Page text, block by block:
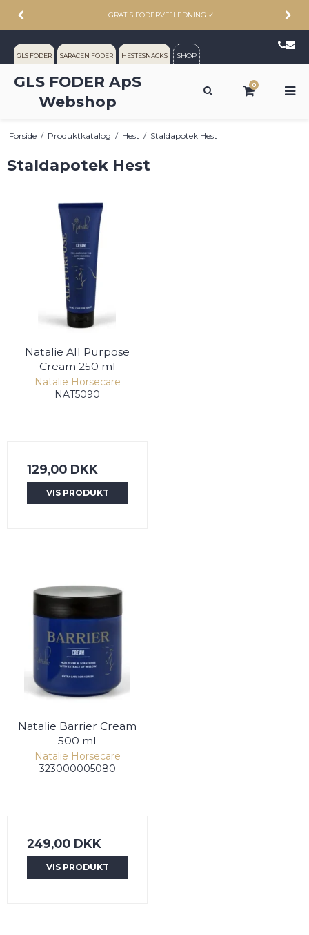
GRATIS FODERVEJLEDNING ✓
GLS FODER SARACEN FODER HESTESNACKS SHOP
GLS FODER ApS
Webshop
0
Forside / Produktkatalog / Hest / Staldapotek Hest
Staldapotek Hest
Natalie All Purpose
Cream 250 ml
Natalie Horsecare
NAT5090
129,00 DKK
VIS PRODUKT
Natalie Barrier Cream
500 ml
Natalie Horsecare
323000005080
249,00 DKK
VIS PRODUKT